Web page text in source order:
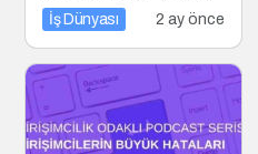
Kurumsal İletişim 2.0
İş Dünyası 2 ay önce